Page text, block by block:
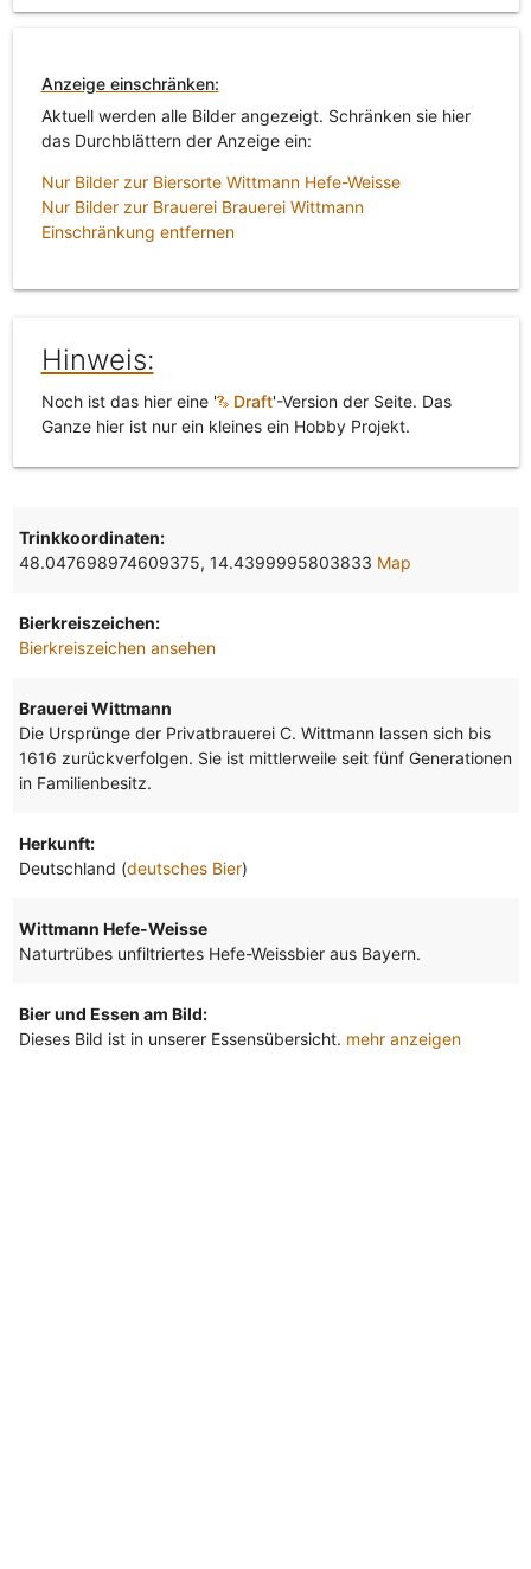
Anzeige einschränken:
Aktuell werden alle Bilder angezeigt. Schränken sie hier
das Durchblättern der Anzeige ein:
Nur Bilder zur Biersorte Wittmann Hefe-Weisse
Nur Bilder zur Brauerei Brauerei Wittmann
Einschränkung entfernen
Hinweis:
Noch ist das hier eine ' Draft'-Version der Seite. Das
Ganze hier ist nur ein kleines ein Hobby Projekt.
Trinkkoordinaten:
48.047698974609375, 14.4399995803833 Map
Bierkreiszeichen:
Bierkreiszeichen ansehen
Brauerei Wittmann
Die Ursprünge der Privatbrauerei C. Wittmann lassen sich bis
1616 zurückverfolgen. Sie ist mittlerweile seit fünf Generationen
in Familienbesitz.
Herkunft:
Deutschland (deutsches Bier)
Wittmann Hefe-Weisse
Naturtrübes unfiltriertes Hefe-Weissbier aus Bayern.
Bier und Essen am Bild:
Dieses Bild ist in unserer Essensübersicht. mehr anzeigen